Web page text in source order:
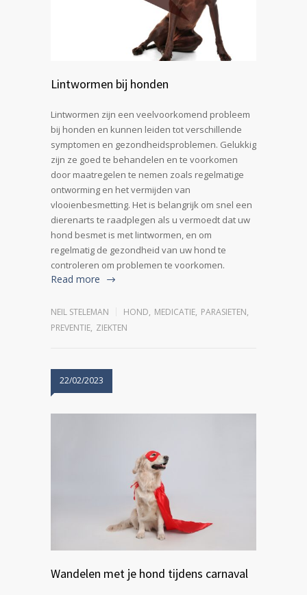
Lintwormen bij honden
Lintwormen zijn een veelvoorkomend probleem
bij honden en kunnen leiden tot verschillende
symptomen en gezondheidsproblemen. Gelukkig
zijn ze goed te behandelen en te voorkomen
door maatregelen te nemen zoals regelmatige
ontworming en het vermijden van
vlooienbesmetting. Het is belangrijk om snel een
dierenarts te raadplegen als u vermoedt dat uw
hond besmet is met lintwormen, en om
regelmatig de gezondheid van uw hond te
controleren om problemen te voorkomen.
Read more
NEIL STELEMAN HOND, MEDICATIE, PARASIETEN,
PREVENTIE, ZIEKTEN
22/02/2023
Wandelen met je hond tijdens carnaval